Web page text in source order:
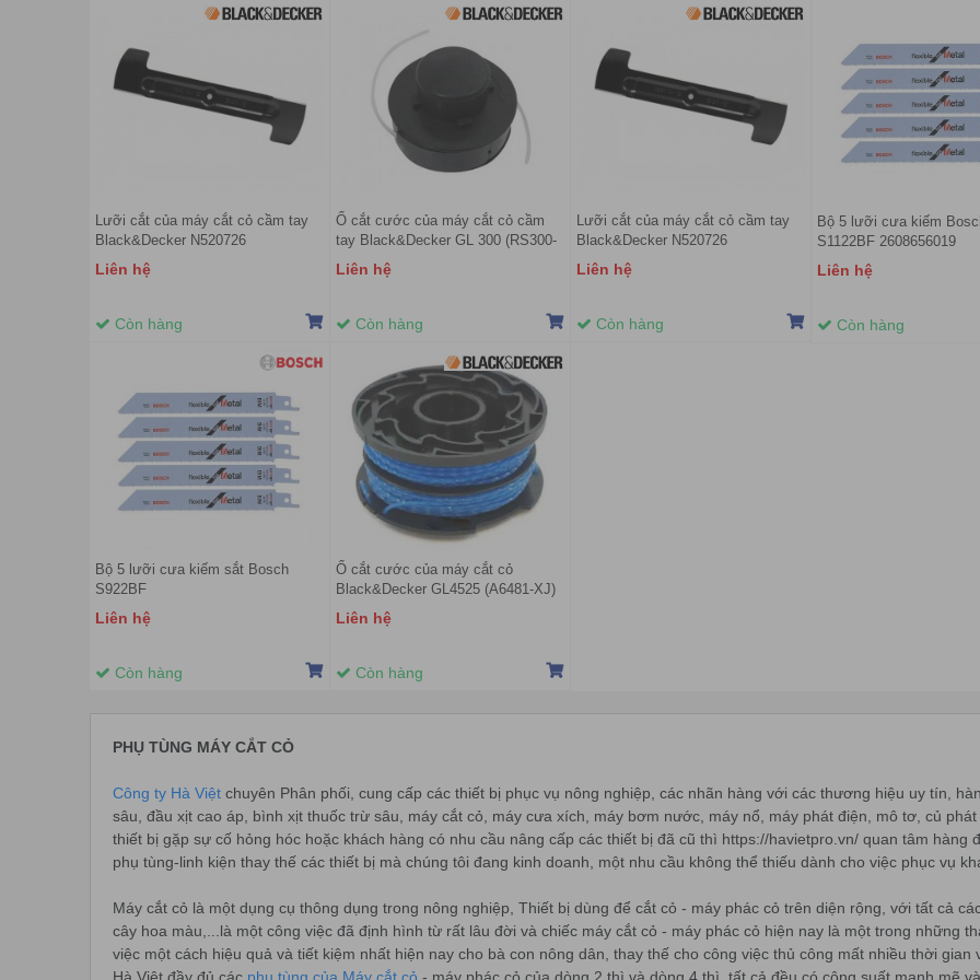
Lưỡi cắt của máy cắt cỏ cầm tay
Black&Decker N520726
Liên hệ
Còn hàng
Ổ cắt cước của máy cắt cỏ cầm
tay Black&Decker GL 300 (RS300-
B1)
Liên hệ
Còn hàng
Lưỡi cắt của máy cắt cỏ cầm tay
Black&Decker N520726
Liên hệ
Còn hàng
Bộ 5 lưỡi cưa kiếm
S1122BF 2608656019
Liên hệ
Còn hàng
Bộ 5 lưỡi cưa kiếm sắt Bosch
S922BF
Liên hệ
Còn hàng
Ổ cắt cước của máy cắt cỏ
Black&Decker GL4525 (A6481-XJ)
Liên hệ
Còn hàng
PHỤ TÙNG MÁY CẮT CỎ
Công ty Hà Việt chuyên Phân phối, cung cấp các thiết bị phục vụ nông nghiệp, các nhãn hàng với các thương hiệu uy tín,
sâu, đầu xịt cao áp, bình xịt thuốc trừ sâu, máy cắt cỏ, máy cưa xích, máy bơm nước, máy nổ, máy phát điện, mô tơ, củ
thiết bị gặp sự cố hỏng hóc hoặc khách hàng có nhu cầu nâng cấp các thiết bị đã cũ thì https://havietpro.vn/ quan tâm hàng
phụ tùng-linh kiện thay thế các thiết bị mà chúng tôi đang kinh doanh, một nhu cầu không thể thiếu dành cho việc phục vụ
Máy cắt cỏ là một dụng cụ thông dụng trong nông nghiệp, Thiết bị dùng để cắt cỏ - máy phác cỏ trên diện rộng, với tất cả
cây hoa màu,...là một công việc đã định hình từ rất lâu đời và chiếc máy cắt cỏ - máy phác cỏ hiện nay là một trong những
việc một cách hiệu quả và tiết kiệm nhất hiện nay cho bà con nông dân, thay thế cho công việc thủ công mất nhiều thời gian